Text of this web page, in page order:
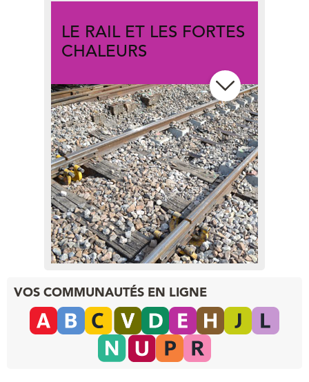
LE RAIL ET LES FORTES
CHALEURS
Les bases pour comprendre l’effet
de la chaleur sur les rails
Les réponses aux questions qui
fâchent sur ce phénomène
récurrent
VOS COMMUNAUTÉS EN LIGNE